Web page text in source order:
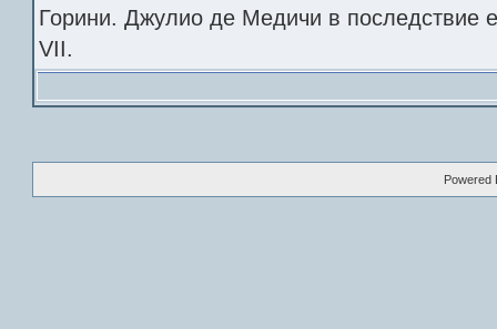
Горини. Джулио де Медичи в последствие
VII.
Powered